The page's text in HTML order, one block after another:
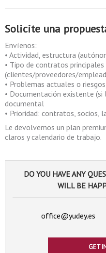
Solicite una
Envíenos:
• Actividad, estructura
• Tipo de contratos principales
(clientes/proveedores/
• Problemas actuales o
• Documentación existente (si
documental
• Prioridad: contratos, socios,
Le devolvemos un plan
claros y calendario de trabajo.
DO YOU HAVE ANY
WILL BE
office@yudey.es
GET